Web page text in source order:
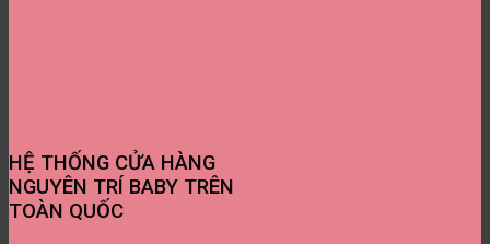
HỆ THỐNG CỬA HÀNG
NGUYÊN TRÍ BABY TRÊN
TOÀN QUỐC